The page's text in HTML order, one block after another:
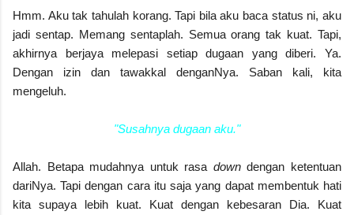
Hmm. Aku tak tahulah korang. Tapi bila aku baca status ni, aku
jadi sentap. Memang sentaplah. Semua orang tak kuat. Tapi,
akhirnya berjaya melepasi setiap dugaan yang diberi. Ya.
Dengan izin dan tawakkal denganNya. Saban kali, kita
mengeluh.
"Susahnya dugaan aku."
Allah. Betapa mudahnya untuk rasa downdengan ketentuan
dariNya. Tapi dengan cara itu saja yang dapat membentuk hati
kita supaya lebih kuat. Kuat dengan kebesaran Dia. Kuat